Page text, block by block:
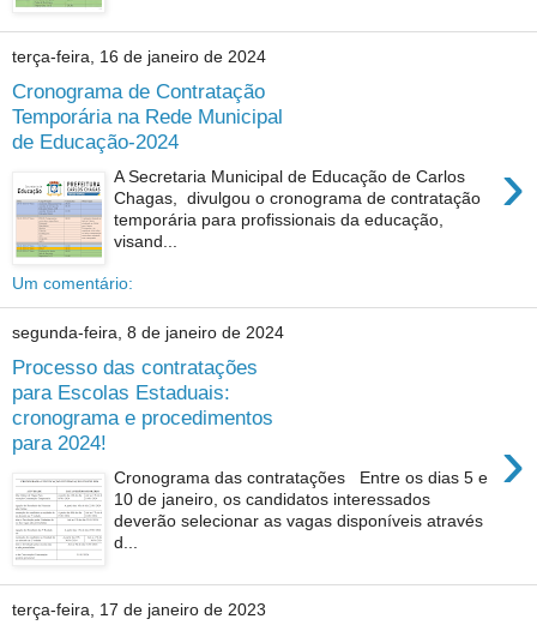
terça-feira, 16 de janeiro de 2024
Cronograma de Contratação
Temporária na Rede Municipal
de Educação-2024
›
A Secretaria Municipal de Educação de Carlos
Chagas, divulgou o cronograma de contratação
temporária para profissionais da educação,
visand...
Um comentário:
segunda-feira, 8 de janeiro de 2024
Processo das contratações
para Escolas Estaduais:
cronograma e procedimentos
para 2024!
›
Cronograma das contratações Entre os dias 5 e
10 de janeiro, os candidatos interessados
deverão selecionar as vagas disponíveis através
d...
terça-feira, 17 de janeiro de 2023